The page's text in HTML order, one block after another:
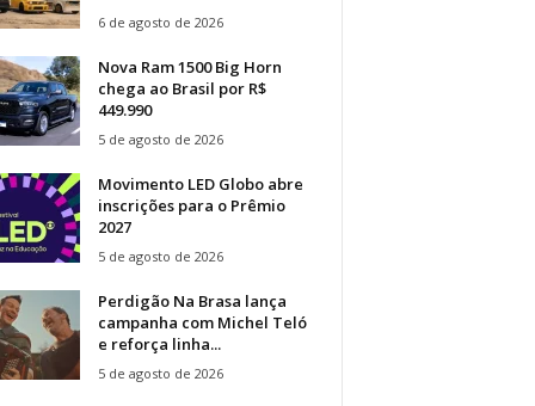
6 de agosto de 2026
Nova Ram 1500 Big Horn
chega ao Brasil por R$
449.990
5 de agosto de 2026
Movimento LED Globo abre
inscrições para o Prêmio
2027
5 de agosto de 2026
Perdigão Na Brasa lança
campanha com Michel Teló
e reforça linha...
5 de agosto de 2026